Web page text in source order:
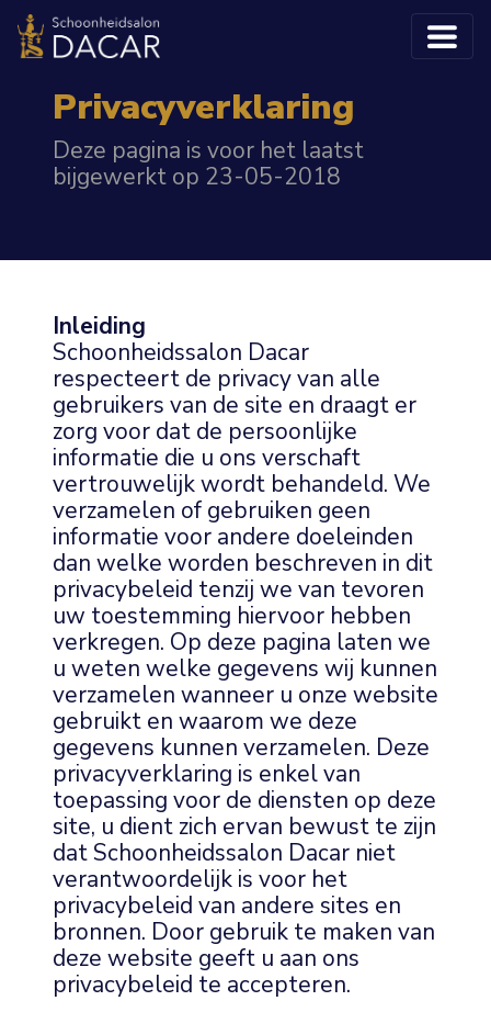
Privacyverklaring
Deze pagina is voor het laatst
bijgewerkt op 23-05-2018
Inleiding
Schoonheidssalon Dacar
respecteert de privacy van alle
gebruikers van de site en draagt er
zorg voor dat de persoonlijke
informatie die u ons verschaft
vertrouwelijk wordt behandeld. We
verzamelen of gebruiken geen
informatie voor andere doeleinden
dan welke worden beschreven in dit
privacybeleid tenzij we van tevoren
uw toestemming hiervoor hebben
verkregen. Op deze pagina laten we
u weten welke gegevens wij kunnen
verzamelen wanneer u onze website
gebruikt en waarom we deze
gegevens kunnen verzamelen. Deze
privacyverklaring is enkel van
toepassing voor de diensten op deze
site, u dient zich ervan bewust te zijn
dat Schoonheidssalon Dacar niet
verantwoordelijk is voor het
privacybeleid van andere sites en
bronnen. Door gebruik te maken van
deze website geeft u aan ons
privacybeleid te accepteren.